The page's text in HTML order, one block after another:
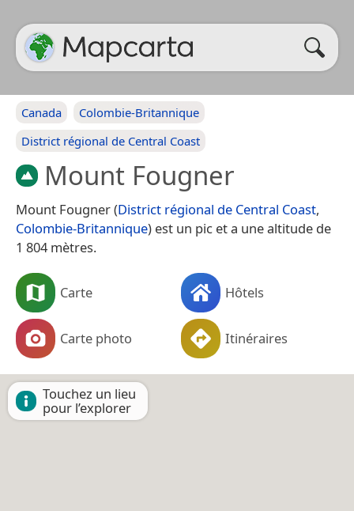
Canada
Colombie-Britannique
District régional de Central Coast
Mount Fougner
Mount Fougner (District régional de Central Coast,
Colombie-Britannique) est un pic et a une altitude de
1 804 mètres.
Carte Hôtels
Carte photo Itinéraires
Touchez un lieu
pour l’explorer